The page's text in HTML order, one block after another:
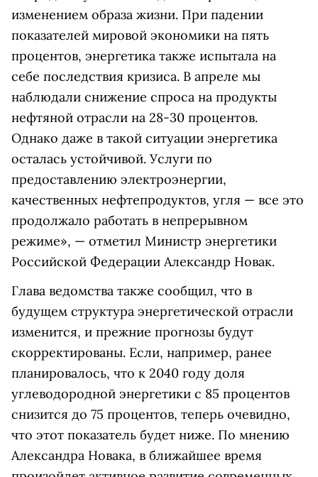
изменением образа жизни. При падении
показателей мировой экономики на пять
процентов, энергетика также испытала на
себе последствия кризиса. В апреле мы
наблюдали снижение спроса на продукты
нефтяной отрасли на 28-30 процентов.
Однако даже в такой ситуации энергетика
осталась устойчивой. Услуги по
предоставлению электроэнергии,
качественных нефтепродуктов, угля — все это
продолжало работать в непрерывном
режиме», — отметил Министр энергетики
Российской Федерации Александр Новак.
Глава ведомства также сообщил, что в
будущем структура энергетической отрасли
изменится, и прежние прогнозы будут
скорректированы. Если, например, ранее
планировалось, что к 2040 году доля
углеводородной энергетики с 85 процентов
снизится до 75 процентов, теперь очевидно,
что этот показатель будет ниже. По мнению
Александра Новака, в ближайшее время